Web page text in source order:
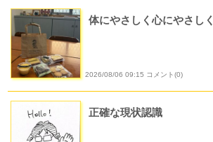
体にやさしく心にやさしく
2026/08/06 09:15 コメント(0)
正確な現状認識